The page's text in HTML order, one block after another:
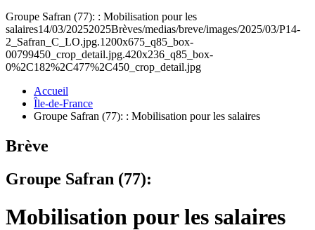
Groupe Safran (77): : Mobilisation pour les
salaires14/03/20252025Brèves/medias/breve/images/2025/03/P14-
2_Safran_C_LO.jpg.1200x675_q85_box-
00799450_crop_detail.jpg.420x236_q85_box-
0%2C182%2C477%2C450_crop_detail.jpg
Accueil
Île-de-France
Groupe Safran (77): : Mobilisation pour les salaires
Brève
Groupe Safran (77):
Mobilisation pour les salaires